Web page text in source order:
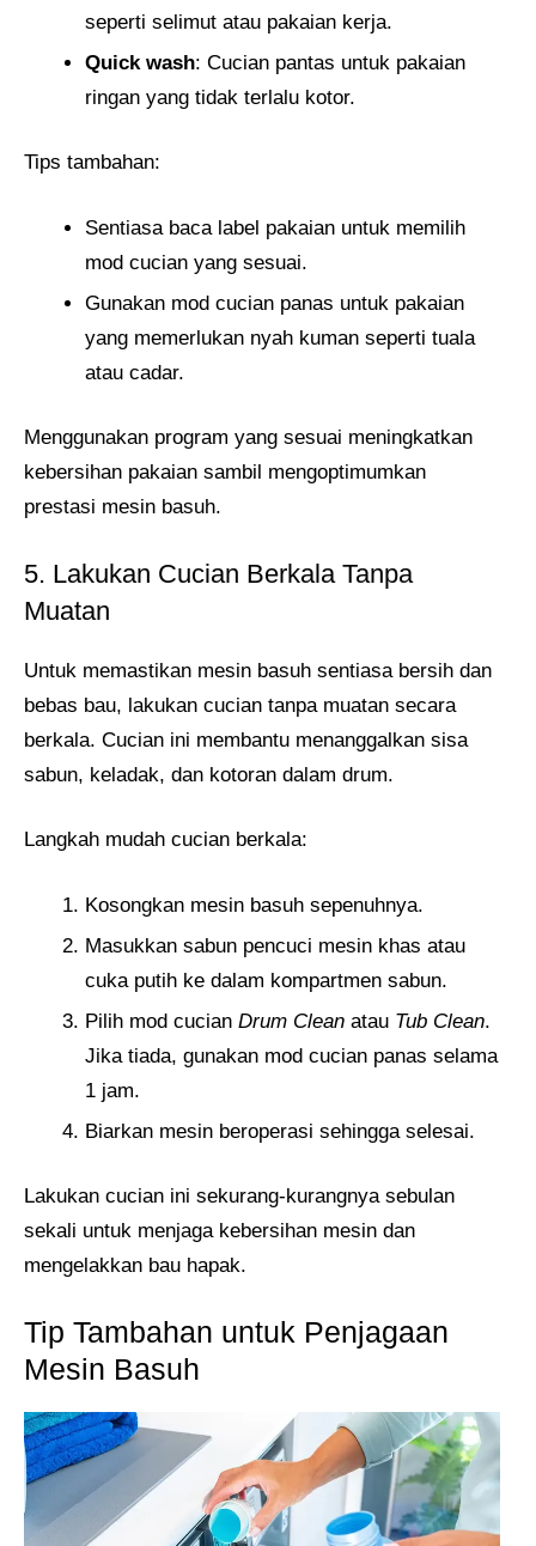
seperti selimut atau pakaian kerja.
Quick wash: Cucian pantas untuk pakaian
ringan yang tidak terlalu kotor.
Tips tambahan:
Sentiasa baca label pakaian untuk memilih
mod cucian yang sesuai.
Gunakan mod cucian panas untuk pakaian
yang memerlukan nyah kuman seperti tuala
atau cadar.
Menggunakan program yang sesuai meningkatkan
kebersihan pakaian sambil mengoptimumkan
prestasi mesin basuh.
5. Lakukan Cucian Berkala Tanpa
Muatan
Untuk memastikan mesin basuh sentiasa bersih dan
bebas bau, lakukan cucian tanpa muatan secara
berkala. Cucian ini membantu menanggalkan sisa
sabun, keladak, dan kotoran dalam drum.
Langkah mudah cucian berkala:
Kosongkan mesin basuh sepenuhnya.
Masukkan sabun pencuci mesin khas atau
cuka putih ke dalam kompartmen sabun.
Pilih mod cucian Drum Clean atau Tub Clean.
Jika tiada, gunakan mod cucian panas selama
1 jam.
Biarkan mesin beroperasi sehingga selesai.
Lakukan cucian ini sekurang-kurangnya sebulan
sekali untuk menjaga kebersihan mesin dan
mengelakkan bau hapak.
Tip Tambahan untuk Penjagaan
Mesin Basuh